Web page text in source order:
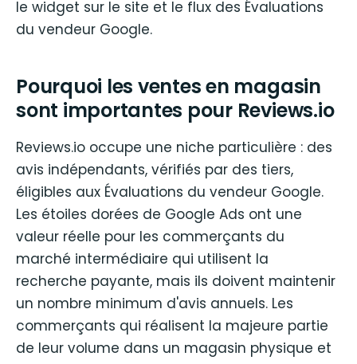
le widget sur le site et le flux des Évaluations
du vendeur Google.
Pourquoi les ventes en magasin
sont importantes pour Reviews.io
Reviews.io occupe une niche particulière : des
avis indépendants, vérifiés par des tiers,
éligibles aux Évaluations du vendeur Google.
Les étoiles dorées de Google Ads ont une
valeur réelle pour les commerçants du
marché intermédiaire qui utilisent la
recherche payante, mais ils doivent maintenir
un nombre minimum d'avis annuels. Les
commerçants qui réalisent la majeure partie
de leur volume dans un magasin physique et